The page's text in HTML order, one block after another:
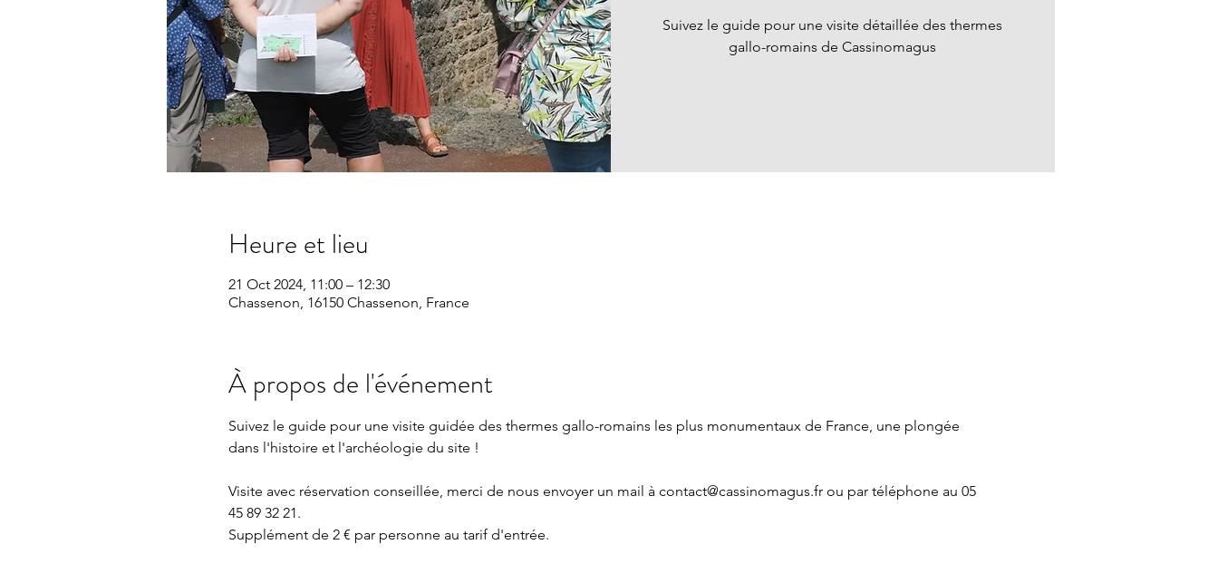
Suivez le guide pour une visite détaillée des thermes
gallo-romains de Cassinomagus
Heure et lieu
21 Oct 2024, 11:00 – 12:30
Chassenon, 16150 Chassenon, France
À propos de l'événement
Suivez le guide pour une visite guidée des thermes gallo-romains les plus monumentaux de France, une plongée
dans l'histoire et l'archéologie du site !
Visite avec réservation conseillée, merci de nous envoyer un mail à contact@cassinomagus.fr ou par téléphone au 05
45 89 32 21.
Supplément de 2 € par personne au tarif d'entrée.